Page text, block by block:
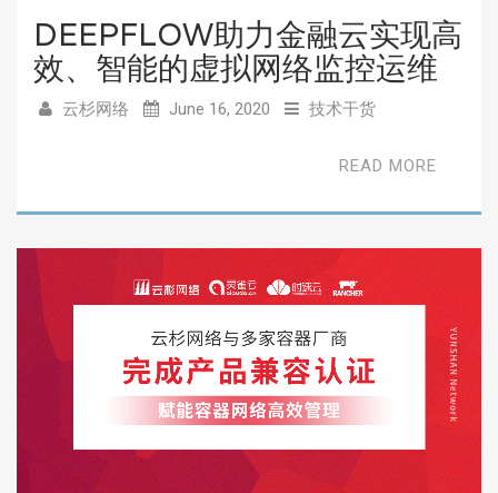
DEEPFLOW助力金融云实现高
效、智能的虚拟网络监控运维
云杉网络 June 16, 2020 技术干货
READ MORE